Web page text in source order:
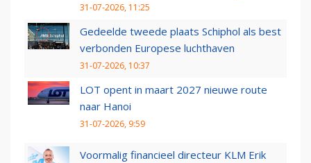
31-07-2026, 11:25
Gedeelde tweede plaats Schiphol als best
verbonden Europese luchthaven
31-07-2026, 10:37
LOT opent in maart 2027 nieuwe route
naar Hanoi
31-07-2026, 9:59
Voormalig financieel directeur KLM Erik